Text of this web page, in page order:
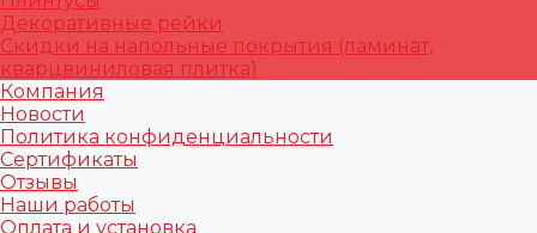
Декоративные рейки
Скидки на напольные покрытия (ламинат,
кварцвиниловая плитка)
Компания
Новости
Политика конфиденциальности
Сертификаты
Отзывы
Наши работы
Оплата и установка